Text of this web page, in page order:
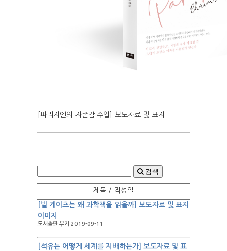
[파리지엔의 자존감 수업] 보도자료 및 표지
검색
제목 / 작성일
[빌 게이츠는 왜 과학책을 읽을까] 보도자료 및 표지
이미지
도서출판 부키 2019-09-11
[석유는 어떻게 세계를 지배하는가] 보도자료 및 표